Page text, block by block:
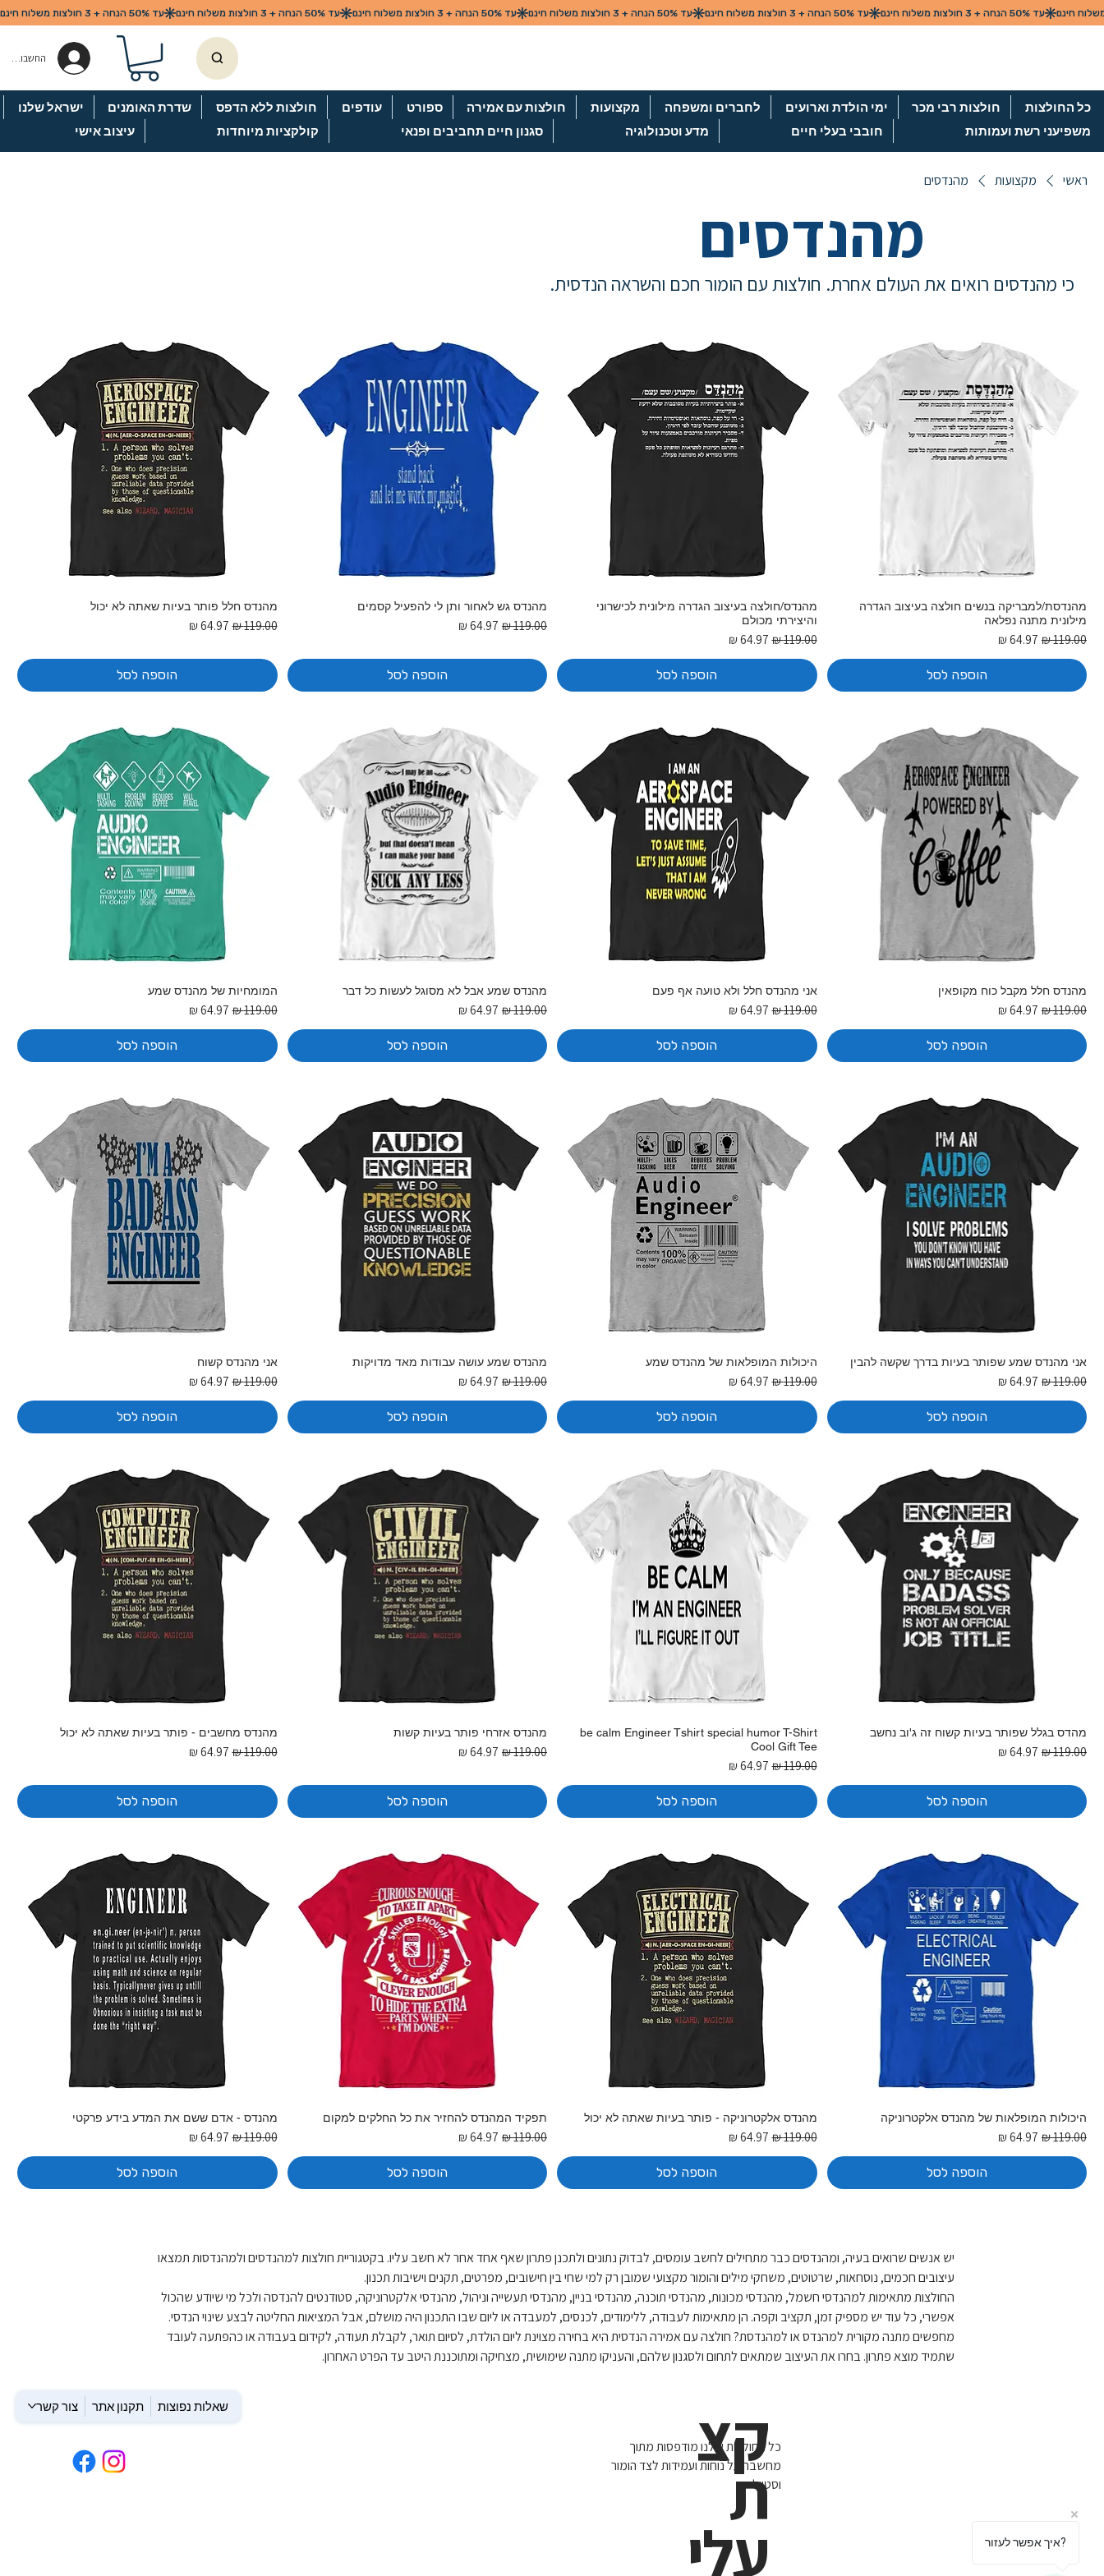
החשבון שלי
כל החולצות חולצות רבי מכר ימי הולדת וארועים לחברים ומשפחה מקצועות חולצות עם אמירה ספורט עודפים חולצות ללא הדפס שדרת האומנים
ישראל שלנו
משפיעני רשת ועמותות
חובבי בעלי חיים מדע וטכנולוגיה סגנון חיים תחביבים ופנאי קולקציות מיוחדות עיצוב אישי
ראשי מקצועות מהנדסים
מהנדסים
כי מהנדסים רואים את העולם אחרת. חולצות עם הומור חכם והשראה הנדסית.
מהנדסת/למבריקה בנשים חולצה בעיצוב הגדרה
מילונית מתנה נפלאה
מחיר רגיל מחיר מבצע
הוספה לסל
מהנדס/חולצה בעיצוב הגדרה מילונית לכישרוני
והיצירתי מכולם
מחיר רגיל‏119.00 ‏₪ מחיר מבצע
הוספה לסל
מהנדס גש לאחור ותן לי להפעיל קסמים
מחיר רגיל מחיר מבצע
הוספה לסל
מהנדס חלל פותר בעיות שאתה לא יכול
מחיר רגיל‏119.00 ‏₪ מחיר מבצע
הוספה לסל
מהנדס חלל מקבל כוח מקופאין
מחיר רגיל מחיר מבצע
הוספה לסל
אני מהנדס חלל ולא טועה אף פעם
מחיר רגיל‏119.00 ‏₪ מחיר מבצע
הוספה לסל
מהנדס שמע אבל לא מסוגל לעשות כל דבר
מחיר רגיל מחיר מבצע
הוספה לסל
המומחיות של מהנדס שמע
מחיר רגיל‏119.00 ‏₪ מחיר מבצע
הוספה לסל
אני מהנדס שמע שפותר בעיות בדרך שקשה להבין
מחיר רגיל מחיר מבצע
הוספה לסל
היכולות המופלאות של מהנדס שמע
מחיר רגיל‏119.00 ‏₪ מחיר מבצע
הוספה לסל
מהנדס שמע עושה עבודות מאד מדויקות
מחיר רגיל מחיר מבצע
הוספה לסל
אני מהנדס קשוח
מחיר רגיל‏119.00 ‏₪ מחיר מבצע
הוספה לסל
מהדס בגלל שפותר בעיות קשוח זה ג'וב נחשב
מחיר רגיל מחיר מבצע
הוספה לסל
be calm Engineer Tshirt special humor T-Shirt
Cool Gift Tee
מחיר רגיל‏119.00 ‏₪ מחיר מבצע
הוספה לסל
מהנדס אזרחי פותר בעיות קשות
מחיר רגיל מחיר מבצע
הוספה לסל
מהנדס מחשבים - פותר בעיות שאתה לא יכול
מחיר רגיל‏119.00 ‏₪ מחיר מבצע
הוספה לסל
היכולות המופלאות של מהנדס אלקטרוניקה
מחיר רגיל מחיר מבצע
הוספה לסל
מהנדס אלקטרוניקה - פותר בעיות שאתה לא יכול
מחיר רגיל‏119.00 ‏₪ מחיר מבצע
הוספה לסל
תפקיד המהנדס להחזיר את כל החלקים למקום
מחיר רגיל מחיר מבצע
הוספה לסל
מהנדס - אדם ששם את המדע בידע פרקטי
מחיר רגיל‏119.00 ‏₪ מחיר מבצע
הוספה לסל
יש אנשים שרואים בעיה, ומהנדסים כבר מתחילים לחשב עומסים, לבדוק נתונים ולתכנן פתרון שאף אחד אחר לא חשב עליו. בקטגוריית חולצות למהנדסים ולמהנדסות תמצאו
עיצובים חכמים, נוסחאות, שרטוטים, משחקי מילים והומור מקצועי שמובן רק למי שחי בין חישובים, מפרטים, תקנים וישיבות תכנון.
החולצות מתאימות למהנדסי חשמל, מהנדסי מכונות, מהנדסי תוכנה, מהנדסי בניין, מהנדסי תעשייה וניהול, מהנדסי אלקטרוניקה, סטודנטים להנדסה ולכל מי שיודע שהכול
אפשרי, כל עוד יש מספיק זמן, תקציב וקפה. הן מתאימות לעבודה, ללימודים, לכנסים, למעבדה או ליום שבו התכנון היה מושלם, אבל המציאות החליטה לבצע שינוי הנדסי.
מחפשים מתנה מקורית למהנדס או למהנדסת? חולצה עם אמירה הנדסית היא בחירה מצוינת ליום הולדת, לסיום תואר, לקבלת תעודה, לקידום בעבודה או כהפתעה לעובד
שתמיד מוצא פתרון. בחרו את העיצוב שמתאים לתחום ולסגנון שלהם, והעניקו מתנה שימושית, מצחיקה ומתוכננת היטב עד הפרט האחרון.
כל החולצות שלנו מודפסות מתוך
מחשבה על נוחות ועמידות לצד הומור
וסטייל
קצ
ת
עלי
שאלות נפוצות תקנון אתר צור קשר
איך אפשר לעזור?